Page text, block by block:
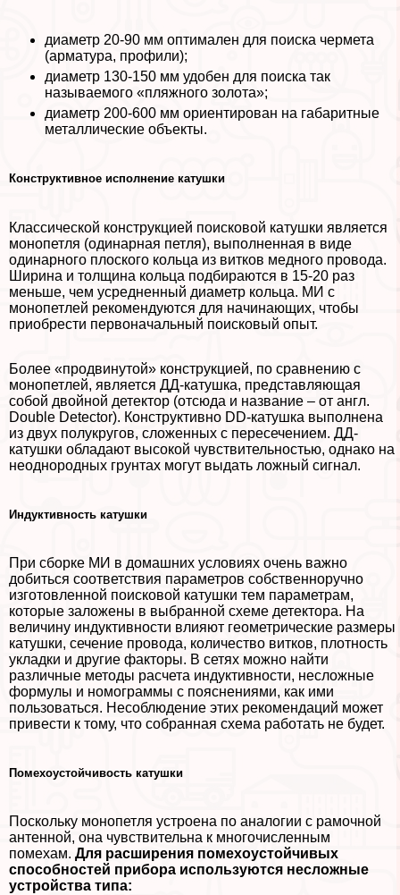
диаметр 20-90 мм оптимален для поиска чермета
(арматура, профили);
диаметр 130-150 мм удобен для поиска так
называемого «пляжного золота»;
диаметр 200-600 мм ориентирован на габаритные
металлические объекты.
Конструктивное исполнение катушки
Классической конструкцией поисковой катушки является
монопетля (одинарная петля), выполненная в виде
одинарного плоского кольца из витков медного провода.
Ширина и толщина кольца подбираются в 15-20 раз
меньше, чем усредненный диаметр кольца. МИ с
монопетлей рекомендуются для начинающих, чтобы
приобрести первоначальный поисковый опыт.
Более «продвинутой» конструкцией, по сравнению с
монопетлей, является ДД-катушка, представляющая
собой двойной детектор (отсюда и название – от англ.
Double Detector). Конструктивно DD-катушка выполнена
из двух полукругов, сложенных с пересечением. ДД-
катушки обладают высокой чувствительностью, однако на
неоднородных грунтах могут выдать ложный сигнал.
Индуктивность катушки
При сборке МИ в домашних условиях очень важно
добиться соответствия параметров собственноручно
изготовленной поисковой катушки тем параметрам,
которые заложены в выбранной схеме детектора. На
величину индуктивности влияют геометрические размеры
катушки, сечение провода, количество витков, плотность
укладки и другие факторы. В сетях можно найти
различные методы расчета индуктивности, несложные
формулы и номограммы с пояснениями, как ими
пользоваться. Несоблюдение этих рекомендаций может
привести к тому, что собранная схема работать не будет.
Помехоустойчивость катушки
Поскольку монопетля устроена по аналогии с рамочной
антенной, она чувствительна к многочисленным
помехам. Для расширения помехоустойчивых
способностей прибора используются несложные
устройства типа: